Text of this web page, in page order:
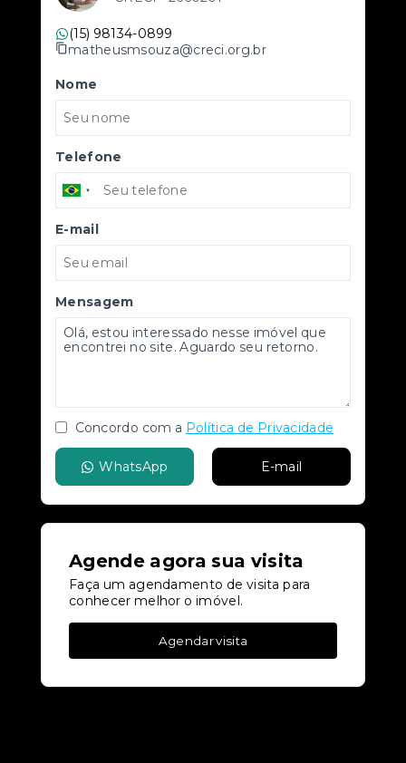
(15) 98134-0899
matheusmsouza@creci.org.br
Nome
Telefone
E-mail
Mensagem
Concordo com a Política de Privacidade
WhatsApp E-mail
Agende agora sua visita
Faça um agendamento de visita para
conhecer melhor o imóvel.
Agendar visita